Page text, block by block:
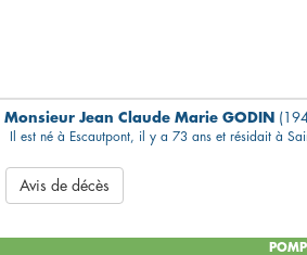
Monsieur Jean Claude Marie GODIN
Il est né à Escautpont, il y a 73 ans et résidait à
Avis de décès